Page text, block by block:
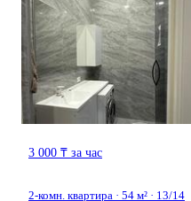
3 000 ₸ за час
2-комн. квартира · 54 м² · 13/14